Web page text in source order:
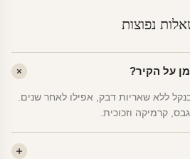
נפוצות
על הקיר?
ללא שאריות דבק, אפילו לאחר שנים.
קרמיקה וזכוכית.